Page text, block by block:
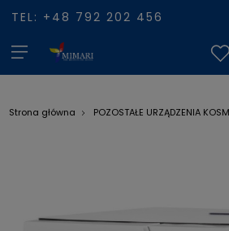
TEL: +48 792 202 456
Strona główna POZOSTAŁE URZĄDZENIA